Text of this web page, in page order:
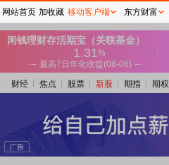
财经 焦点 股票 新股 期指 期权
网站首页 加收藏 移动客户端 东方财富